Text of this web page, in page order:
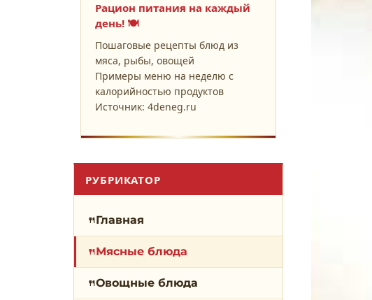
Рацион питания на каждый
день! 🍽️
Пошаговые рецепты блюд из
мяса, рыбы, овощей
Примеры меню на неделю с
калорийностью продуктов
Источник: 4deneg.ru
РУБРИКАТОР
Главная
Мясные блюда
Овощные блюда